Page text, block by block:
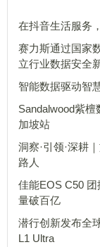
在抖音生活服务
赛力斯通过国家
立行业数据安全
智能数据驱动智
Sandalwood紫
加坡站
洞察·引领·深耕
路人
佳能EOS C50
量破百亿
潜行创新发布全
L1 Ultra